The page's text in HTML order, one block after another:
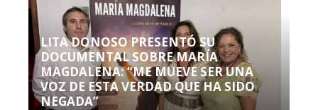
LITA DONOSO PRESENTÓ SU
DOCUMENTAL SOBRE MARÍA
MAGDALENA: “ME MUEVE SER UNA
VOZ DE ESTA VERDAD QUE HA SIDO
NEGADA”